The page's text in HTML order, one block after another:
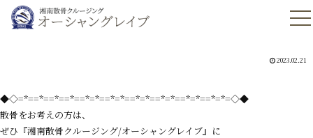
2023.02.21
◆◇=*==*==*==*==*=*==*=*==*=*==*=*==*=*==*=*=◇◆
散骨をお考えの方は、
ぜひ『湘南散骨クルージング/オーシャングレイブ』に